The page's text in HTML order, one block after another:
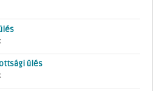
ülés